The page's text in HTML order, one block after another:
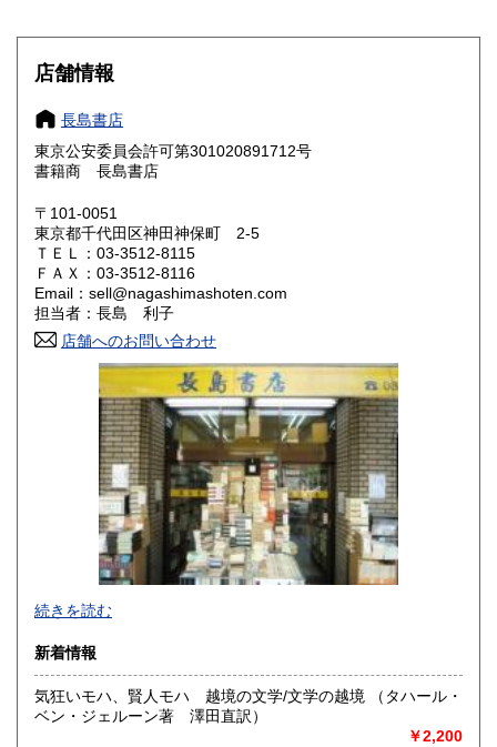
奈良県 1,120円 和歌山県
岡山県 1,120円
山口県 1,120円 徳島県
香川県 1,120円
1,120円 福岡県
1,440円 長崎県
1,440円 大分県
1,440円 鹿児島県
1,520円
店舗情報
長島書店
東京公安委員会許可第301020891712号
書籍商 長島書店
〒101-0051
東京都千代田区神田神保町 2-5
ＴＥＬ：03-3512-8115
ＦＡＸ：03-3512-8116
Email：sell@nagashimashoten.com
担当者：長島 利子
店舗へのお問い合わせ
＜神保町店＞は、神田で営業してお陰様で百十余年（創業明
治３５年）書籍雑誌の販売、買入れ、出張での買取を致して
＜駿河台下店＞は、現在買取専門店としてインターネット
等の通信販売、宅配買取の店として営業致しております
続きを読む
新着情報
気狂いモハ、賢人モハ 越境の文学/文学の越境 （タハール・
ベン・ジェルーン著 澤田直訳）
￥2,200